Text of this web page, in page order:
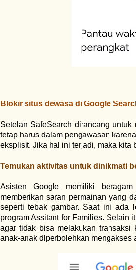
Blokir situs dewasa di Google
Setelan SafeSearch dirancang
tetap harus dalam pengawasan
eksplisit. Jika hal ini terjadi, maka kita
Temukan aktivitas untuk dinikmati
Asisten Google memiliki
memberikan saran permainan yang
seperti tebak gambar. Saat ini ada
program Assitant for Families. Selain
agar tidak bisa melakukan transaksi
anak-anak diperbolehkan mengakses